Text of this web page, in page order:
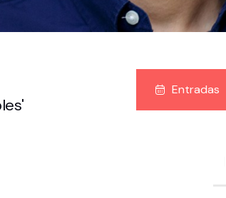
Entradas